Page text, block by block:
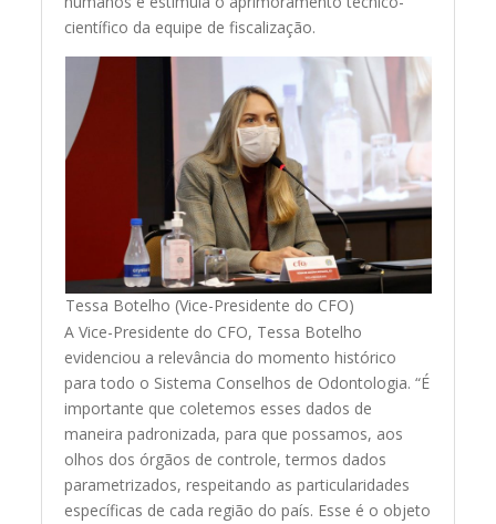
científico da equipe de fiscalização.
Tessa Botelho (Vice-Presidente do CFO)
A Vice-Presidente do CFO, Tessa Botelho
evidenciou a relevância do momento histórico
para todo o Sistema Conselhos de Odontologia. “É
importante que coletemos esses dados de
maneira padronizada, para que possamos, aos
olhos dos órgãos de controle, termos dados
parametrizados, respeitando as particularidades
específicas de cada região do país. Esse é o objeto